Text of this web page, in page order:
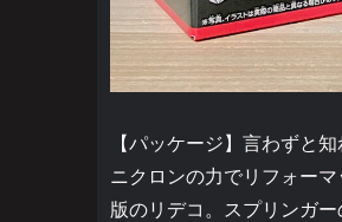
【パッケージ】言わずと
ニクロンの力でリフォー
版のリデコ。スプリンガ